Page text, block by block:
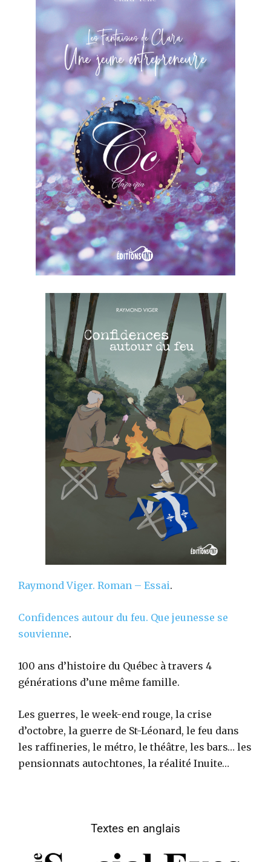
Raymond Viger. Roman – Essai.
Confidences autour du feu. Que jeunesse se
souvienne.
100 ans d’histoire du Québec à travers 4
générations d’une même famille.
Les guerres, le week-end rouge, la crise
d’octobre, la guerre de St-Léonard, le feu dans
les raffineries, le métro, le théâtre, les bars… les
pensionnats autochtones, la réalité Inuite…
Textes en anglais